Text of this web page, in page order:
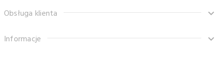
Obsługa klienta
Informacje